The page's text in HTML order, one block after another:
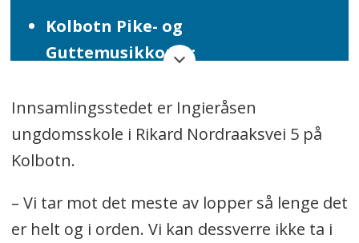
Kolbotn Pike- og
Guttemusikkorps:
Sofiemyr Skolekorps:
Kolbotn-Garden:
Innsamlingsstedet er Ingieråsen
ungdomsskole i Rikard Nordraaksvei 5 på
Kolbotn.
– Vi tar mot det meste av lopper så lenge det
er helt og i orden. Vi kan dessverre ikke ta i